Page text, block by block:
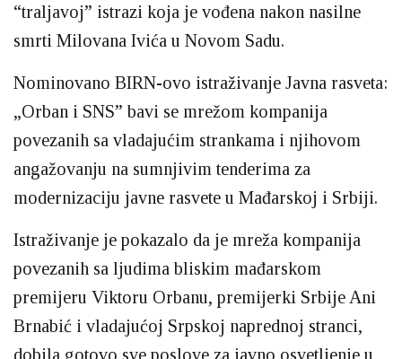
“traljavoj” istrazi koja je vođena nakon nasilne
smrti Milovana Ivića u Novom Sadu.
Nominovano BIRN-ovo istraživanje Javna rasveta:
„Orban i SNS” bavi se mrežom kompanija
povezanih sa vladajućim strankama i njihovom
angažovanju na sumnjivim tenderima za
modernizaciju javne rasvete u Mađarskoj i Srbiji.
Istraživanje je pokazalo da je mreža kompanija
povezanih sa ljudima bliskim mađarskom
premijeru Viktoru Orbanu, premijerki Srbije Ani
Brnabić i vladajućoj Srpskoj naprednoj stranci,
dobila gotovo sve poslove za javno osvetljenje u